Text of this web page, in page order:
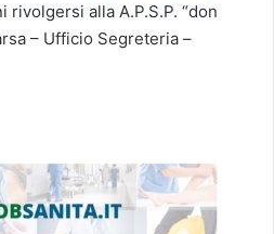
alla A.P.S.P. “don
– Ufficio Segreteria –